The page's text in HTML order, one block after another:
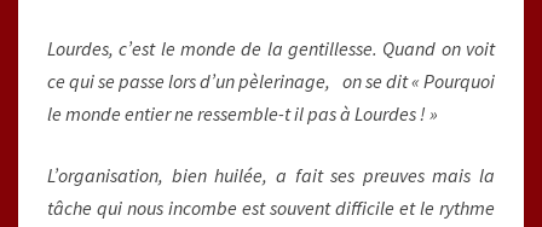
Lourdes, c’est le monde de la gentillesse. Quand on voit
ce qui se passe lors d’un pèlerinage, on se dit « Pourquoi
le monde entier ne ressemble-t il pas à Lourdes ! »
L’organisation, bien huilée, a fait ses preuves mais la
tâche qui nous incombe est souvent difficile et le rythme